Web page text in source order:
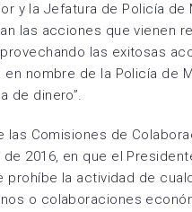
y la Jefatura de Policía de
las acciones que vienen
las exitosas
nombre de la Policía de
de dinero”.
las Comisiones de
2016, en que el
prohíbe la actividad de
o colaboraciones